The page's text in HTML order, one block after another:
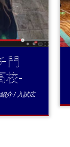
...続きを読
門
校-
紹介/ 入試広